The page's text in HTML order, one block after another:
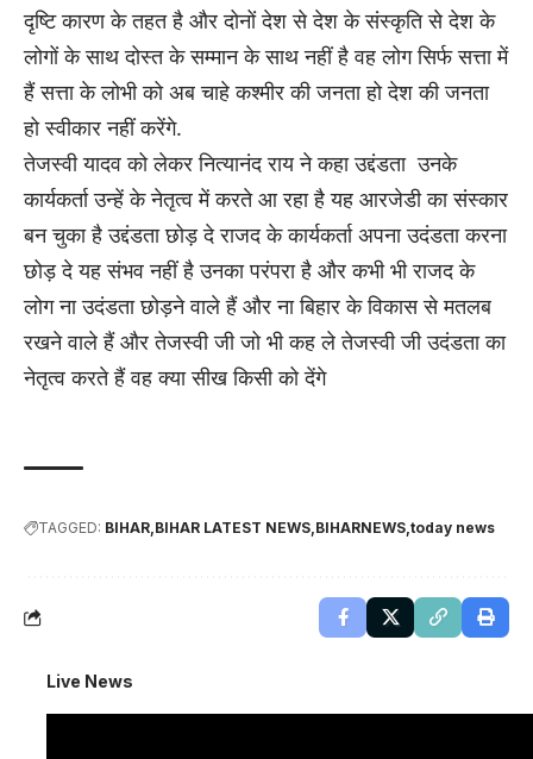
दृष्टि कारण के तहत है और दोनों देश से देश के संस्कृति से देश के
लोगों के साथ दोस्त के सम्मान के साथ नहीं है वह लोग सिर्फ सत्ता में
हैं सत्ता के लोभी को अब चाहे कश्मीर की जनता हो देश की जनता
हो स्वीकार नहीं करेंगे.
तेजस्वी यादव को लेकर नित्यानंद राय ने कहा उद्दंडता उनके
कार्यकर्ता उन्हें के नेतृत्व में करते आ रहा है यह आरजेडी का संस्कार
बन चुका है उद्दंडता छोड़ दे राजद के कार्यकर्ता अपना उदंडता करना
छोड़ दे यह संभव नहीं है उनका परंपरा है और कभी भी राजद के
लोग ना उदंडता छोड़ने वाले हैं और ना बिहार के विकास से मतलब
रखने वाले हैं और तेजस्वी जी जो भी कह ले तेजस्वी जी उदंडता का
नेतृत्व करते हैं वह क्या सीख किसी को देंगे
TAGGED: BIHAR BIHAR LATEST NEWS BIHARNEWS today news
Live News